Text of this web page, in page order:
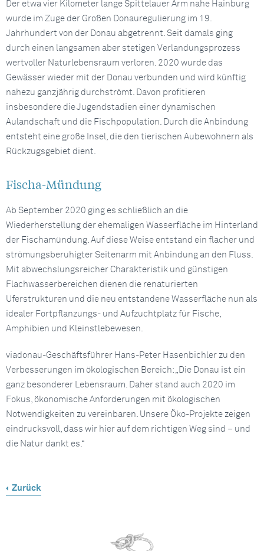
Der etwa vier Kilometer lange Spittelauer Arm nahe Hainburg
wurde im Zuge der Großen Donauregulierung im 19.
Jahrhundert von der Donau abgetrennt. Seit damals ging
durch einen langsamen aber stetigen Verlandungsprozess
wertvoller Naturlebensraum verloren. 2020 wurde das
Gewässer wieder mit der Donau verbunden und wird künftig
nahezu ganzjährig durchströmt. Davon profitieren
insbesondere die Jugendstadien einer dynamischen
Aulandschaft und die Fischpopulation. Durch die Anbindung
entsteht eine große Insel, die den tierischen Aubewohnern als
Rückzugsgebiet dient.
Fischa-Mündung
Ab September 2020 ging es schließlich an die
Wiederherstellung der ehemaligen Wasserfläche im Hinterland
der Fischamündung. Auf diese Weise entstand ein flacher und
strömungsberuhigter Seitenarm mit Anbindung an den Fluss.
Mit abwechslungsreicher Charakteristik und günstigen
Flachwasserbereichen dienen die renaturierten
Uferstrukturen und die neu entstandene Wasserfläche nun als
idealer Fortpflanzungs- und Aufzuchtplatz für Fische,
Amphibien und Kleinstlebewesen.
viadonau-Geschäftsführer Hans-Peter Hasenbichler zu den
Verbesserungen im ökologischen Bereich: „Die Donau ist ein
ganz besonderer Lebensraum. Daher stand auch 2020 im
Fokus, ökonomische Anforderungen mit ökologischen
Notwendigkeiten zu vereinbaren. Unsere Öko-Projekte zeigen
eindrucksvoll, dass wir hier auf dem richtigen Weg sind – und
die Natur dankt es.“
Zurück